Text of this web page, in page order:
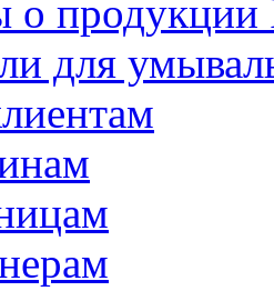
о продукции
для